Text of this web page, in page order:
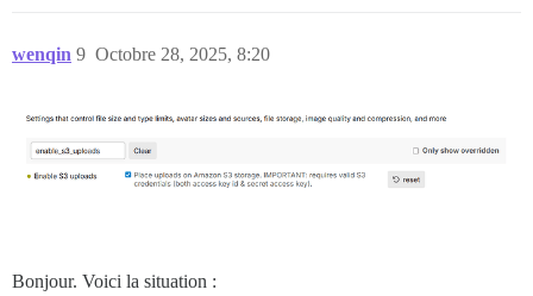
wenqin Octobre 28, 2025, 8:20
9
Bonjour. Voici la situation :